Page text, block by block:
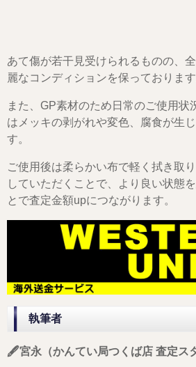
あて傷が若干見受けられるものの、
麗なコンディションを保っております
また、GP素材のため日常のご使用状
はメッキの剥がれや変色、腐食が生
す。
ご使用後は柔らかい布で軽く拭き取
していただくことで、より良い状態
とで査定金額upにつながります。
執筆者
🖋️宮永（かんてい局つくば店 査定ス